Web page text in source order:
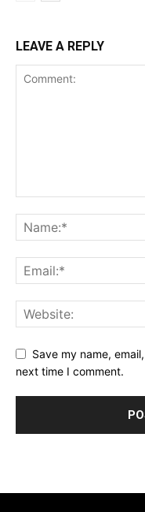
LEAVE A REPLY
Save my name,
next time I comment.